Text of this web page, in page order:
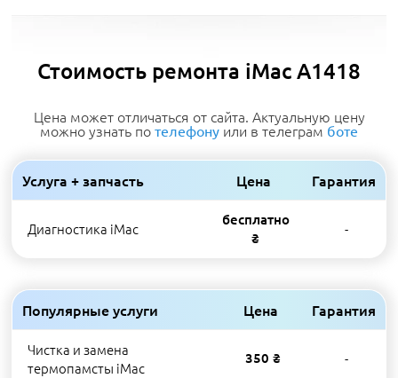
Стоимость ремонта iMac A1418
Цена может отличаться от сайта. Актуальную цену
можно узнать по телефону или в телеграм боте
Услуга + запчасть Цена Гарантия
Диагностика iMac
бесплатно
₴
-
Популярные услуги Цена Гарантия
Чистка и замена
термопамсты iMac
350 ₴ -